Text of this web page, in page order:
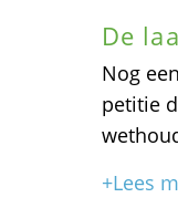
De
Nog
petitie
+Lees